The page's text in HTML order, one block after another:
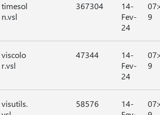
timesol
n.vsl
367304
14-
Fev-
24
9
viscolo
r.vsl
47344
14-
Fev-
24
9
visutils.
58576
14-